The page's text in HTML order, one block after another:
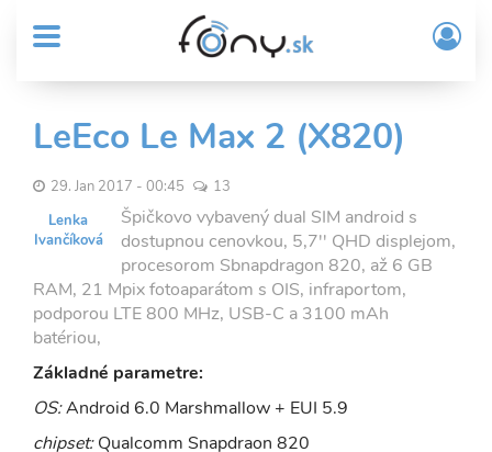
obsah
MENU
Sub
Header
menu
User
account
menu
/
LeEco Le Max 2 (X820)
29. Jan 2017 - 00:45
13
Lenka
Ivančíková
Špičkovo vybavený dual SIM android s
dostupnou cenovkou, 5,7'' QHD displejom,
procesorom Sbnapdragon 820, až 6 GB
RAM, 21 Mpix fotoaparátom s OIS, infraportom,
podporou LTE 800 MHz, USB-C a 3100 mAh
batériou,
Základné parametre:
OS:Android 6.0 Marshmallow + EUI 5.9
chipset:Qualcomm Snapdraon 820